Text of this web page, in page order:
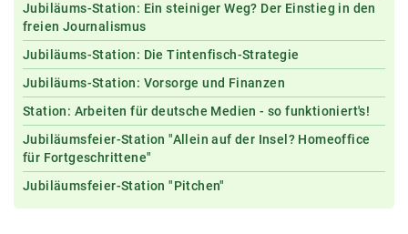
Jubiläums-Station: Ein steiniger Weg? Der Einstieg in den
freien Journalismus
Jubiläums-Station: Die Tintenfisch-Strategie
Jubiläums-Station: Vorsorge und Finanzen
Station: Arbeiten für deutsche Medien - so funktioniert's!
Jubiläumsfeier-Station "Allein auf der Insel? Homeoffice
für Fortgeschrittene"
Jubiläumsfeier-Station "Pitchen"